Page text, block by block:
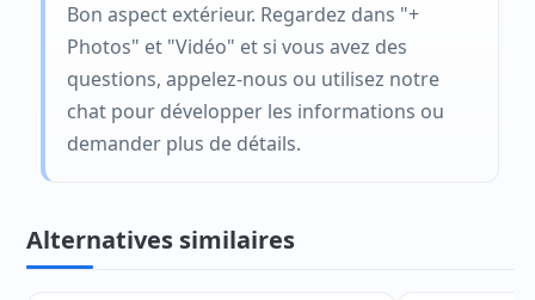
Bon aspect extérieur. Regardez dans "+
Photos" et "Vidéo" et si vous avez des
questions, appelez-nous ou utilisez notre
chat pour développer les informations ou
demander plus de détails.
Alternatives similaires